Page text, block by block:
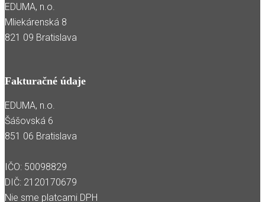
EDUMA, n.o.
Mliekárenská 8
821 09 Bratislava
Fakturačné údaje
EDUMA, n.o.
Šášovská 6
851 06 Bratislava
IČO: 50098829
DIČ: 2120170679
Nie sme platcami DPH